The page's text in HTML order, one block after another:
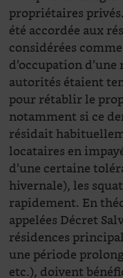
propriétaires
été accordée aux
considérées
d’occupation
autorités étaient
pour rétablir le
notamment si ce
résidait
locataires en
d’une certaine
hivernale), les
rapidement. En
appelées Décret
résidences
une période
etc.), doivent